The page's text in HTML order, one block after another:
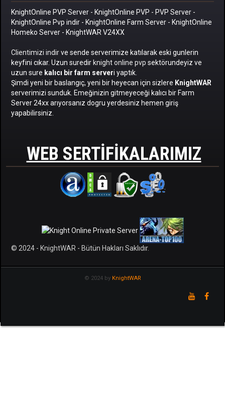
KnightOnline PVP Server - KnightOnline PVP - PVP Server -
KnightOnline Pvp indir - KnightOnline Farm Server - KnightOnline
Homeko Server - KnightWAR V24XX
Clientimizi indirve sende serverimize katılarak eski gunlerin
keyfini cıkar. Uzun suredir knight online pvp sektörundeyiz ve
uzun sure kalıcı bir farm serveri yaptık.
Şimdi yeni bir baslangıç, yeni bir heyecan için sizlere KnightWAR
serverimizi sunduk. Emeğinizin gitmeyeceği kalıcı bir Farm
Server 24xx arıyorsanız dogru yerdesiniz hemen giriş
yapabilirsiniz.
WEB SERTIFIKALARIMIZ
© 2024 - KnightWAR - Bütün Hakları Saklıdır.
© 2024 by KnightWAR